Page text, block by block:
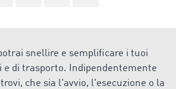
snellire e semplificare i tuoi
e di trasporto. Indipendentemente
che sia l'avvio, l'esecuzione o la